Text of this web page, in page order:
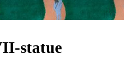
statue